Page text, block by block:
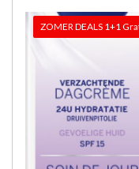
ZOMER DEALS 1+1